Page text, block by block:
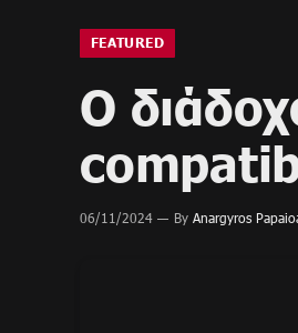
FEATURED
Ο
06/11/2024 By Anargyros